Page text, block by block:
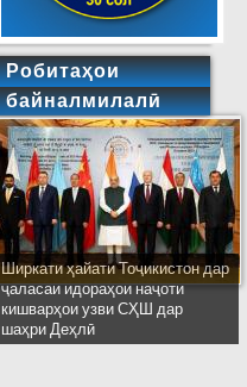
Робитаҳои
байналмилалӣ
Ширкати ҳайати Тоҷикистон дар
ҷаласаи идораҳои наҷоти
кишварҳои узви СҲШ дар
шаҳри Деҳлӣ